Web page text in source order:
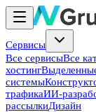
Сервисы
Все сервисыВсе
хостинг
системы
трафикаИИ-
рассылкиДизайн